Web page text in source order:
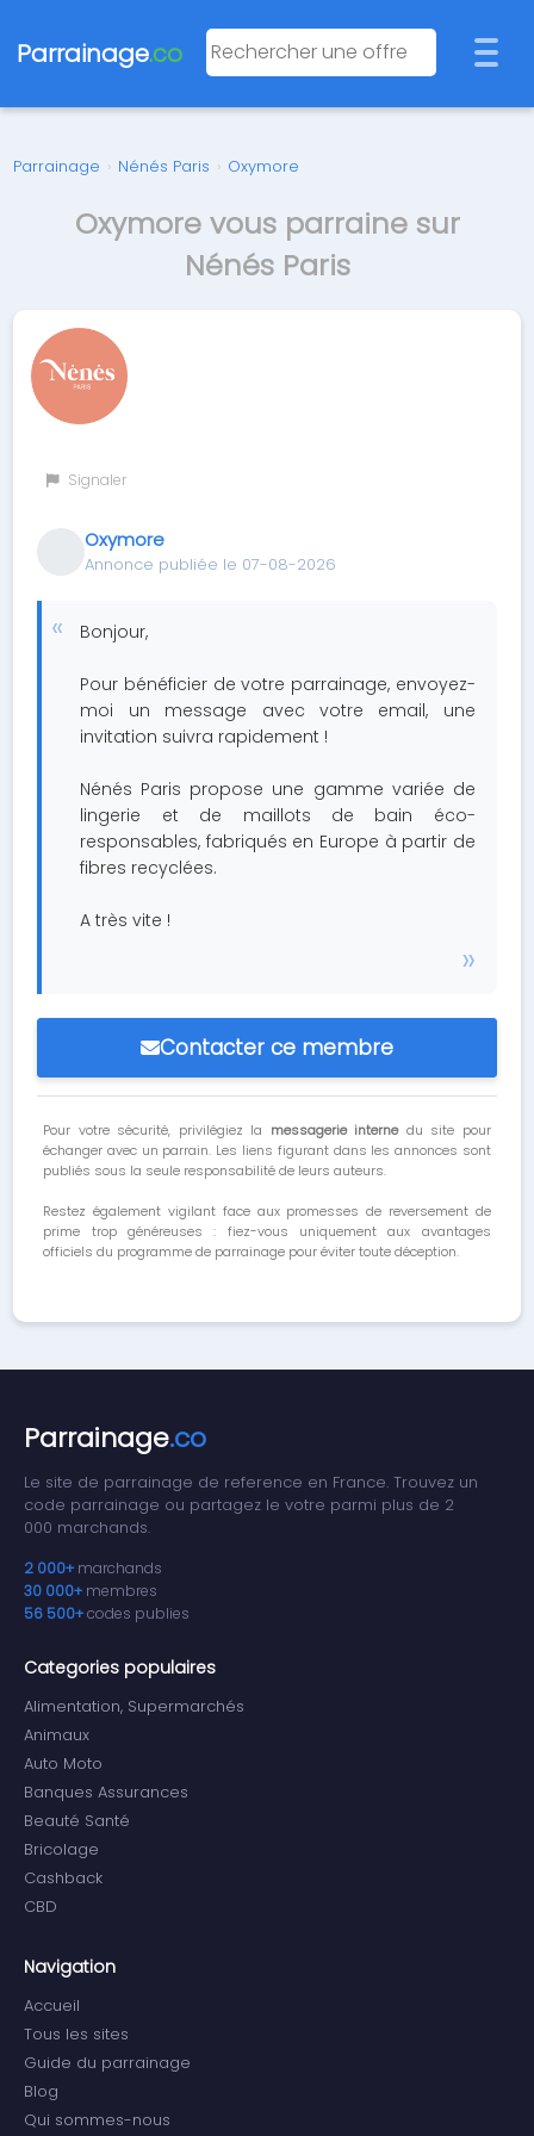
Parrainage.co
Parrainage › Nénés Paris › Oxymore
Oxymore vous parraine sur
Nénés Paris
Signaler
Oxymore
Annonce publiée le 07-08-2026
Bonjour,
Pour bénéficier de votre parrainage, envoyez-
moi un message avec votre email, une
invitation suivra rapidement !
Nénés Paris propose une gamme variée de
lingerie et de maillots de bain éco-
responsables, fabriqués en Europe à partir de
fibres recyclées.
A très vite !
Contacter ce membre
Pour votre sécurité, privilégiez la messagerie internedu site pour
échanger avec un parrain. Les liens figurant dans les annonces sont
publiés sous la seule responsabilité de leurs auteurs.
Restez également vigilant face aux promesses de reversement de
prime trop généreuses : fiez-vous uniquement aux avantages
officiels du programme de parrainage pour éviter toute déception.
Parrainage.co
Le site de parrainage de reference en France. Trouvez un
code parrainage ou partagez le votre parmi plus de 2
000 marchands.
2 000+ marchands
30 000+ membres
56 500+codes publies
Categories populaires
Alimentation, Supermarchés
Animaux
Auto Moto
Banques Assurances
Beauté Santé
Bricolage
Cashback
CBD
Navigation
Accueil
Tous les sites
Guide du parrainage
Blog
Qui sommes-nous